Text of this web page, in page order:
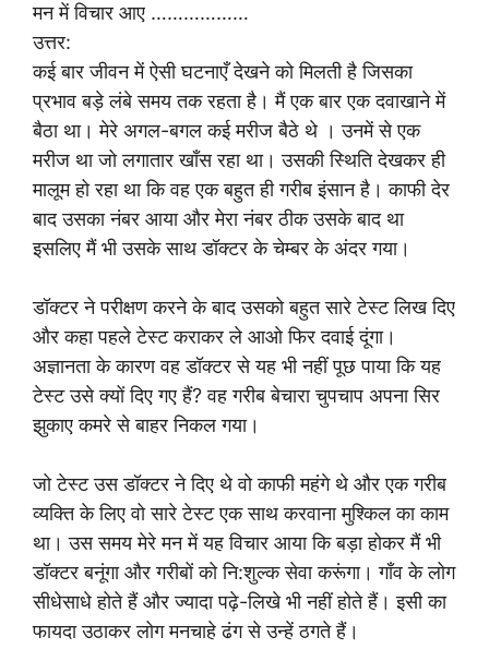
मन में विचार आए ………………
उत्तर:
कई बार जीवन में ऐसी घटनाएँ देखने को मिलती है जिसका
प्रभाव बड़े लंबे समय तक रहता है। मैं एक बार एक दवाखाने में
बैठा था। मेरे अगल-बगल कई मरीज बैठे थे । उनमें से एक
मरीज था जो लगातार खाँस रहा था। उसकी स्थिति देखकर ही
मालूम हो रहा था कि वह एक बहुत ही गरीब इंसान है। काफी देर
बाद उसका नंबर आया और मेरा नंबर ठीक उसके बाद था
इसलिए मैं भी उसके साथ डॉक्टर के चेम्बर के अंदर गया।
डॉक्टर ने परीक्षण करने के बाद उसको बहुत सारे टेस्ट लिख दिए
और कहा पहले टेस्ट कराकर ले आओ फिर दवाई दूंगा।
अज्ञानता के कारण वह डॉक्टर से यह भी नहीं पूछ पाया कि यह
टेस्ट उसे क्यों दिए गए हैं? वह गरीब बेचारा चुपचाप अपना सिर
झुकाए कमरे से बाहर निकल गया।
जो टेस्ट उस डॉक्टर ने दिए थे वो काफी महंगे थे और एक गरीब
व्यक्ति के लिए वो सारे टेस्ट एक साथ करवाना मुश्किल का काम
था। उस समय मेरे मन में यह विचार आया कि बड़ा होकर मैं भी
डॉक्टर बनूंगा और गरीबों को नि:शुल्क सेवा करूंगा। गाँव के लोग
सीधेसाधे होते हैं और ज्यादा पढ़े-लिखे भी नहीं होते हैं। इसी का
फायदा उठाकर लोग मनचाहे ढंग से उन्हें ठगते हैं।